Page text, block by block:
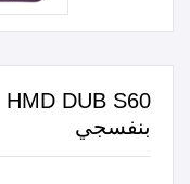
بنفسجي